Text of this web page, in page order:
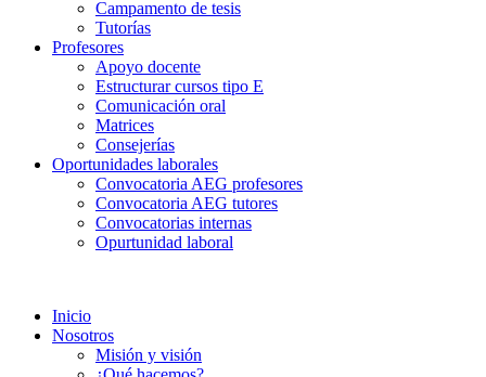
Campamento de tesis
Tutorías
Profesores
Apoyo docente
Estructurar cursos tipo E
Comunicación oral
Matrices
Consejerías
Oportunidades laborales
Convocatoria AEG profesores
Convocatoria AEG tutores
Convocatorias internas
Opurtunidad laboral
Inicio
Nosotros
Misión y visión